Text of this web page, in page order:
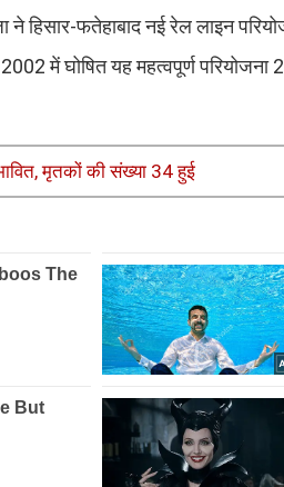
ने हिसार-फतेहाबाद नई रेल लाइन
में घोषित यह महत्वपूर्ण परियोजना
मृतकों की संख्या 34 हुई